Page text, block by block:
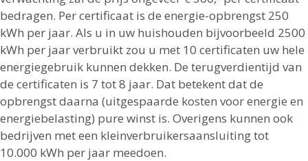
bedragen. Per certificaat is de energie-opbrengst 250
kWh per jaar. Als u in uw huishouden bijvoorbeeld 2500
kWh per jaar verbruikt zou u met 10 certificaten uw hele
energiegebruik kunnen dekken. De terugverdientijd van
de certificaten is 7 tot 8 jaar. Dat betekent dat de
opbrengst daarna (uitgespaarde kosten voor energie en
energiebelasting) pure winst is. Overigens kunnen ook
bedrijven met een kleinverbruikersaansluiting tot
10.000 kWh per jaar meedoen.